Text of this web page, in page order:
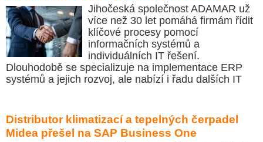
Jihočeská společnost ADAMAR už
více než 30 let pomáhá firmám řídit
klíčové procesy pomocí
informačních systémů a
individuálních IT řešení.
Dlouhodobě se specializuje na implementace ERP
systémů a jejich rozvoj, ale nabízí i řadu dalších IT
Distributor klimatizací a tepelných čerpadel
Midea přešel na SAP Business One